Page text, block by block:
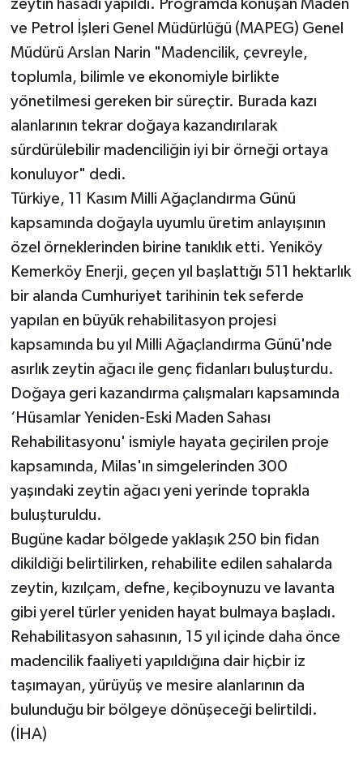
zeytin hasadı yapıldı. Programda konuşan Maden
ve Petrol İşleri Genel Müdürlüğü (MAPEG) Genel
Müdürü Arslan Narin "Madencilik, çevreyle,
toplumla, bilimle ve ekonomiyle birlikte
yönetilmesi gereken bir süreçtir. Burada kazı
alanlarının tekrar doğaya kazandırılarak
sürdürülebilir madenciliğin iyi bir örneği ortaya
konuluyor" dedi.
Türkiye, 11 Kasım Milli Ağaçlandırma Günü
kapsamında doğayla uyumlu üretim anlayışının
özel örneklerinden birine tanıklık etti. Yeniköy
Kemerköy Enerji, geçen yıl başlattığı 511 hektarlık
bir alanda Cumhuriyet tarihinin tek seferde
yapılan en büyük rehabilitasyon projesi
kapsamında bu yıl Milli Ağaçlandırma Günü'nde
asırlık zeytin ağacı ile genç fidanları buluşturdu.
Doğaya geri kazandırma çalışmaları kapsamında
‘Hüsamlar Yeniden-Eski Maden Sahası
Rehabilitasyonu' ismiyle hayata geçirilen proje
kapsamında, Milas'ın simgelerinden 300
yaşındaki zeytin ağacı yeni yerinde toprakla
buluşturuldu.
Bugüne kadar bölgede yaklaşık 250 bin fidan
dikildiği belirtilirken, rehabilite edilen sahalarda
zeytin, kızılçam, defne, keçiboynuzu ve lavanta
gibi yerel türler yeniden hayat bulmaya başladı.
Rehabilitasyon sahasının, 15 yıl içinde daha önce
madencilik faaliyeti yapıldığına dair hiçbir iz
taşımayan, yürüyüş ve mesire alanlarının da
bulunduğu bir bölgeye dönüşeceği belirtildi.
(İHA)